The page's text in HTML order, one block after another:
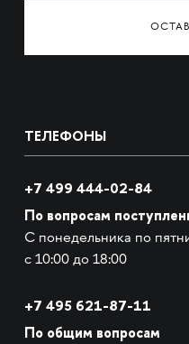
ТЕЛЕФОНЫ
+7 499 444-02-84
По вопросам
С понедельника по
с 10:00 до 18:00
+7 495 621-87-11
По общим вопросам